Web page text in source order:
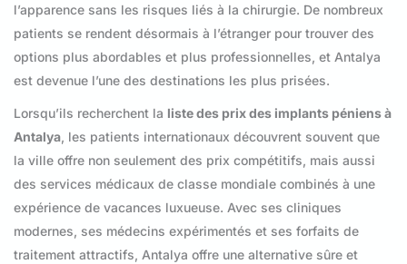
l’apparence sans les risques liés à la chirurgie. De nombreux
patients se rendent désormais à l’étranger pour trouver des
options plus abordables et plus professionnelles, et Antalya
est devenue l’une des destinations les plus prisées.
Lorsqu’ils recherchent la liste des prix des implants péniens à
Antalya, les patients internationaux découvrent souvent que
la ville offre non seulement des prix compétitifs, mais aussi
des services médicaux de classe mondiale combinés à une
expérience de vacances luxueuse. Avec ses cliniques
modernes, ses médecins expérimentés et ses forfaits de
traitement attractifs, Antalya offre une alternative sûre et